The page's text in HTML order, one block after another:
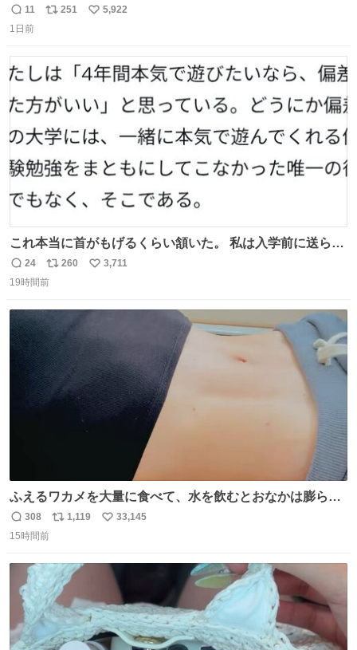
い て る！＜ ￣^Y^Y^Y^Y^ Y￣
返
信
11
リ
ト
数
251
い
数
5,922
1日前
これ本当に首がもげるくらい頷いた。 私は入学前に送られ
てきた、大学のサークル紹介冊子を見た時点で終わりを感
じたので、女子大でもないくせに偏差値の高い大学のイン
た。 高偏差値に行けないならせめてそれくらいした方が予
後がいいです。 https://t.co/9nMHIrETkw
返
信
24
リ
ポ
260
い
3,711
19時間前
ふえるワカメを大量に食べて、水を飲むとおなかは膨ら
む・・・・！？ ⚠️よい子は絶対マネしないでね⚠️ #夏休み
の自由研究
返
信
308
リ
ト
数
1,119
い
33,145
15時間前